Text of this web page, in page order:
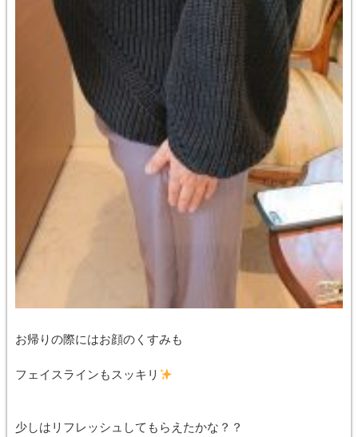
お帰りの際にはお顔のくすみも
フェイスラインもスッキリ
少しはリフレッシュしてもらえたかな？？